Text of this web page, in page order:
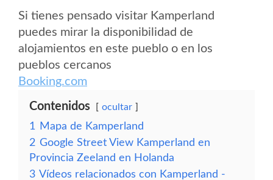
Si tienes pensado visitar Kamperland
puedes mirar la disponibilidad de
alojamientos en este pueblo o en los
pueblos cercanos
Booking.com
Contenidos ocultar
1
Mapa de Kamperland
2 Google Street View Kamperland en
Provincia Zeeland en Holanda
3 Vídeos relacionados con Kamperland -